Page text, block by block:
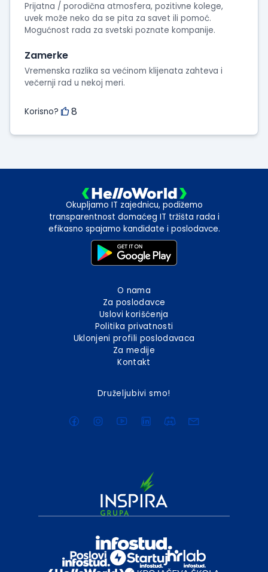
Prijatna / porodična atmosfera, pozitivne kolege,
uvek može neko da se pita za savet ili pomoć.
Mogućnost rada za svetski poznate kompanije.
Zamerke
Vremenska razlika sa većinom klijenata zahteva i
večernji rad u nekoj meri.
Korisno? 8
Okupljamo IT zajednicu, podižemo
transparentnost domaćeg IT tržišta rada i
efikasno spajamo kandidate i poslodavce.
O nama
Za poslodavce
Uslovi korišćenja
Politika privatnosti
Uklonjeni profili poslodavaca
Za medije
Kontakt
Druželjubivi smo!